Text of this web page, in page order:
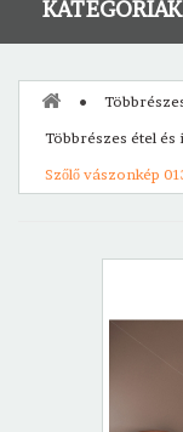
KATEGÓRIÁK
Többrészes étel
Szőlő vászonkép